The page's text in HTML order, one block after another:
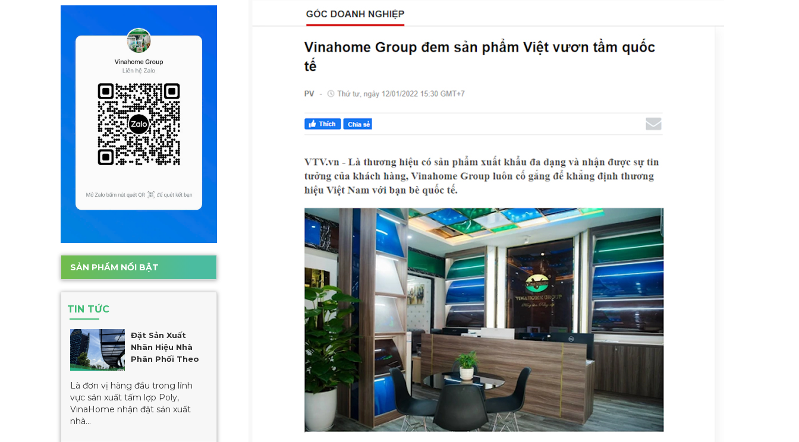
SẢN PHẨM NỔI BẬT
TIN TỨC
Đặt Sản Xuất
Nhãn Hiệu Nhà
Phân Phối Theo
Là đơn vị hàng đầu trong lĩnh
vực sản xuất tấm lợp Poly,
VinaHome nhận đặt sản xuất
nhà...